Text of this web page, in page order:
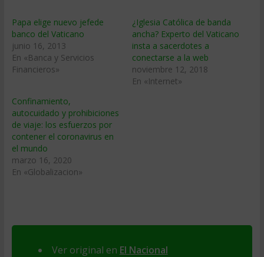
Papa elige nuevo jefede
banco del Vaticano
junio 16, 2013
En «Banca y Servicios
Financieros»
¿Iglesia Católica de banda
ancha? Experto del Vaticano
insta a sacerdotes a
conectarse a la web
noviembre 12, 2018
En «Internet»
Confinamiento,
autocuidado y prohibiciones
de viaje: los esfuerzos por
contener el coronavirus en
el mundo
marzo 16, 2020
En «Globalizacion»
Ver original en El Nacional